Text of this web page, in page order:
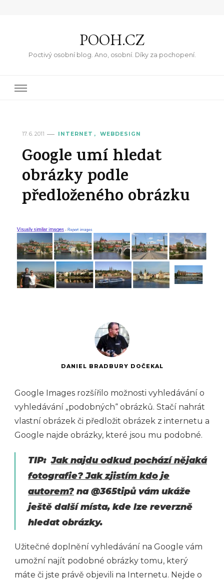
POOH.CZ
Poctivý osobní blog. Ano, osobní. Díky za pochopení.
17. 6. 2011 INTERNET WEBDESIGN
Google umí hledat
obrázky podle
předloženého obrázku
DANIEL BRADBURY DOČEKAL
Google Images rozšířilo možnosti vyhledávání o
vyhledávání „podobných“ obrázků. Stačí nahrát
vlastní obrázek či předložit obrázek z internetu a
Google najde obrázky, které jsou mu podobné.
TIP:Jak najdu odkud pochází nějaká
fotografie? Jak zjistím kdo je
autorem? na @365tipů vám ukáže
ještě další místa, kde lze reverzně
hledat obrázky.
Užitečné doplnění vyhledávání na Google vám
umožní najít podobné obrázky tomu, který
máte či jste právě objevili na Internetu. Nejde o